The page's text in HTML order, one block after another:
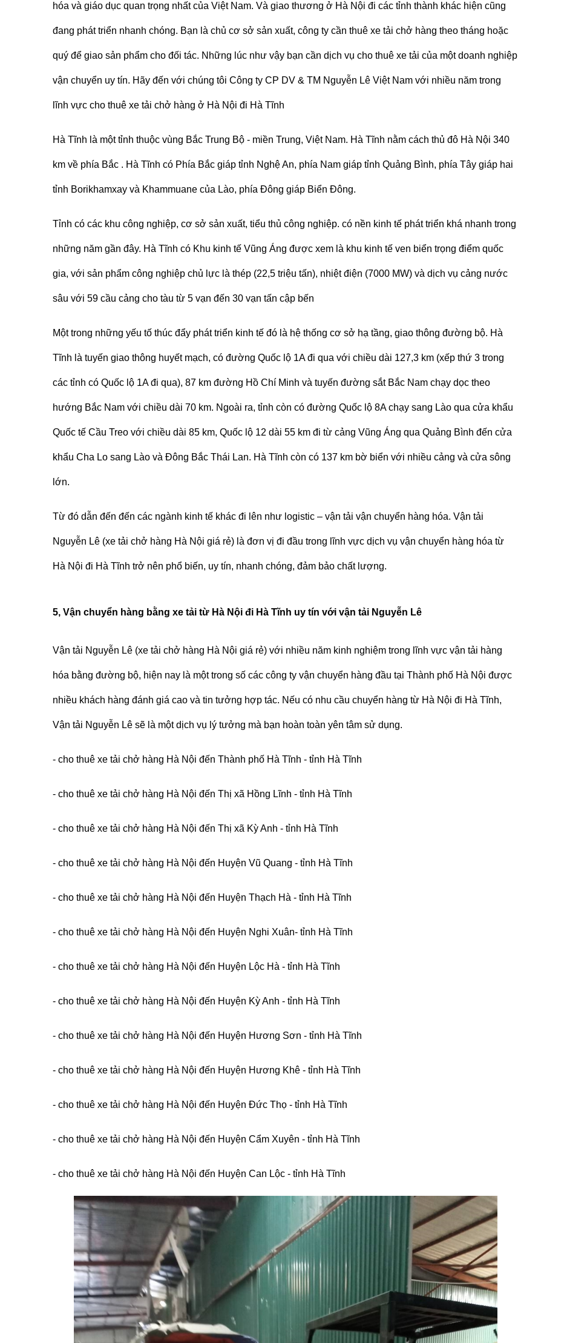
hóa và giáo dục quan trọng nhất của Việt Nam. Và giao thương ở Hà Nội đi các tỉnh thành khác hiện cũng
đang phát triển nhanh chóng. Bạn là chủ cơ sở sản xuất, công ty cần thuê xe tải chở hàng theo tháng hoặc
quý để giao sản phẩm cho đối tác. Những lúc như vậy bạn cần dịch vụ cho thuê xe tải của một doanh nghiệp
vận chuyển uy tín. Hãy đến với chúng tôi Công ty CP DV & TM Nguyễn Lê Việt Nam với nhiều năm trong
lĩnh vực cho thuê xe tải chở hàng ở Hà Nội đi Hà Tĩnh
Hà Tĩnh là một tỉnh thuộc vùng Bắc Trung Bộ - miền Trung, Việt Nam. Hà Tĩnh nằm cách thủ đô Hà Nội 340
km về phía Bắc . Hà Tĩnh có Phía Bắc giáp tỉnh Nghệ An, phía Nam giáp tỉnh Quảng Bình, phía Tây giáp hai
tỉnh Borikhamxay và Khammuane của Lào, phía Đông giáp Biển Đông.
Tỉnh có các khu công nghiệp, cơ sở sản xuất, tiểu thủ công nghiệp. có nền kinh tế phát triển khá nhanh trong
những năm gần đây. Hà Tĩnh có Khu kinh tế Vũng Áng được xem là khu kinh tế ven biển trọng điểm quốc
gia, với sản phẩm công nghiệp chủ lực là thép (22,5 triệu tấn), nhiệt điện (7000 MW) và dịch vụ cảng nước
sâu với 59 cầu cảng cho tàu từ 5 vạn đến 30 vạn tấn cập bến
Một trong những yếu tố thúc đẩy phát triển kinh tế đó là hệ thống cơ sở hạ tầng, giao thông đường bộ. Hà
Tĩnh là tuyến giao thông huyết mạch, có đường Quốc lộ 1A đi qua với chiều dài 127,3 km (xếp thứ 3 trong
các tỉnh có Quốc lộ 1A đi qua), 87 km đường Hồ Chí Minh và tuyến đường sắt Bắc Nam chạy dọc theo
hướng Bắc Nam với chiều dài 70 km. Ngoài ra, tỉnh còn có đường Quốc lộ 8A chạy sang Lào qua cửa khẩu
Quốc tế Cầu Treo với chiều dài 85 km, Quốc lộ 12 dài 55 km đi từ cảng Vũng Áng qua Quảng Bình đến cửa
khẩu Cha Lo sang Lào và Đông Bắc Thái Lan. Hà Tĩnh còn có 137 km bờ biển với nhiều cảng và cửa sông
lớn.
Từ đó dẫn đến đến các ngành kinh tế khác đi lên như logistic – vận tải vận chuyển hàng hóa. Vận tải
Nguyễn Lê (xe tải chở hàng Hà Nội giá rẻ) là đơn vị đi đầu trong lĩnh vực dịch vụ vận chuyển hàng hóa từ
Hà Nội đi Hà Tĩnh trở nên phổ biến, uy tín, nhanh chóng, đảm bảo chất lượng.
5, Vận chuyển hàng bằng xe tải từ Hà Nội đi Hà Tĩnh uy tín với vận tải Nguyễn Lê
Vận tải Nguyễn Lê (xe tải chở hàng Hà Nội giá rẻ) với nhiều năm kinh nghiệm trong lĩnh vực vận tải hàng
hóa bằng đường bộ, hiện nay là một trong số các công ty vận chuyển hàng đầu tại Thành phố Hà Nội được
nhiều khách hàng đánh giá cao và tin tưởng hợp tác. Nếu có nhu cầu chuyển hàng từ Hà Nội đi Hà Tĩnh,
Vận tải Nguyễn Lê sẽ là một dịch vụ lý tưởng mà bạn hoàn toàn yên tâm sử dụng.
- cho thuê xe tải chở hàng Hà Nội đến Thành phố Hà Tĩnh - tỉnh Hà Tĩnh
- cho thuê xe tải chở hàng Hà Nội đến Thị xã Hồng Lĩnh - tỉnh Hà Tĩnh
- cho thuê xe tải chở hàng Hà Nội đến Thị xã Kỳ Anh - tỉnh Hà Tĩnh
- cho thuê xe tải chở hàng Hà Nội đến Huyện Vũ Quang - tỉnh Hà Tĩnh
- cho thuê xe tải chở hàng Hà Nội đến Huyện Thạch Hà - tỉnh Hà Tĩnh
- cho thuê xe tải chở hàng Hà Nội đến Huyện Nghi Xuân- tỉnh Hà Tĩnh
- cho thuê xe tải chở hàng Hà Nội đến Huyện Lộc Hà - tỉnh Hà Tĩnh
- cho thuê xe tải chở hàng Hà Nội đến Huyện Kỳ Anh - tỉnh Hà Tĩnh
- cho thuê xe tải chở hàng Hà Nội đến Huyện Hương Sơn - tỉnh Hà Tĩnh
- cho thuê xe tải chở hàng Hà Nội đến Huyện Hương Khê - tỉnh Hà Tĩnh
- cho thuê xe tải chở hàng Hà Nội đến Huyện Đức Thọ - tỉnh Hà Tĩnh
- cho thuê xe tải chở hàng Hà Nội đến Huyện Cẩm Xuyên - tỉnh Hà Tĩnh
- cho thuê xe tải chở hàng Hà Nội đến Huyện Can Lộc - tỉnh Hà Tĩnh